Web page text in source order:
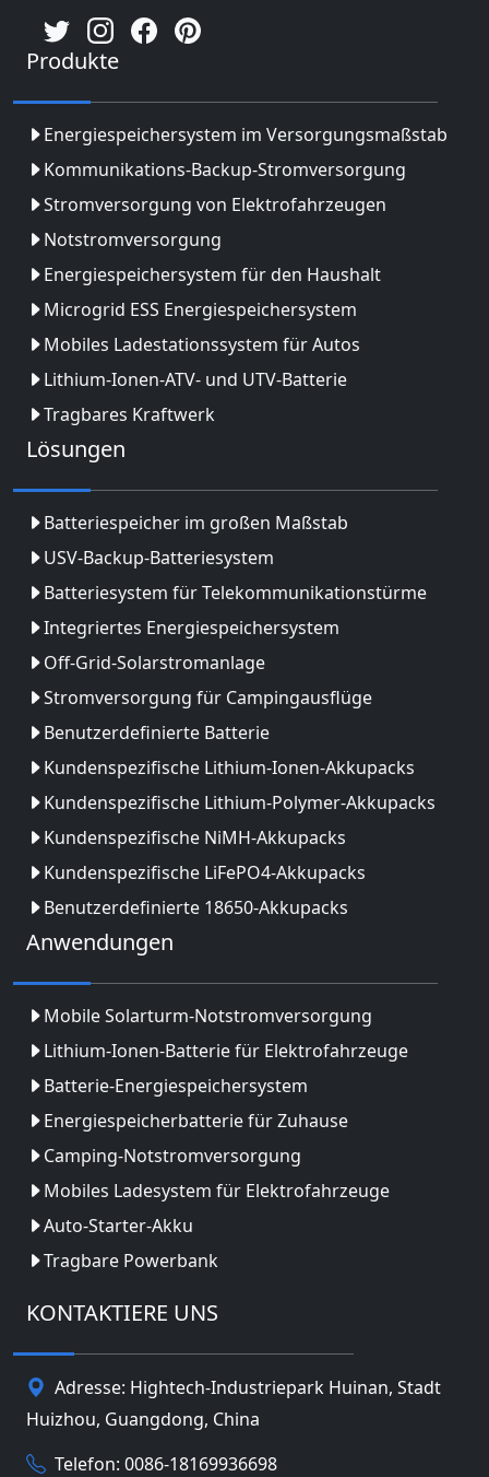
Produkte
Energiespeichersystem im Versorgungsmaßstab
Kommunikations-Backup-Stromversorgung
Stromversorgung von Elektrofahrzeugen
Notstromversorgung
Energiespeichersystem für den Haushalt
Microgrid ESS Energiespeichersystem
Mobiles Ladestationssystem für Autos
Lithium-Ionen-ATV- und UTV-Batterie
Tragbares Kraftwerk
Lösungen
Batteriespeicher im großen Maßstab
USV-Backup-Batteriesystem
Batteriesystem für Telekommunikationstürme
Integriertes Energiespeichersystem
Off-Grid-Solarstromanlage
Stromversorgung für Campingausflüge
Benutzerdefinierte Batterie
Kundenspezifische Lithium-Ionen-Akkupacks
Kundenspezifische Lithium-Polymer-Akkupacks
Kundenspezifische NiMH-Akkupacks
Kundenspezifische LiFePO4-Akkupacks
Benutzerdefinierte 18650-Akkupacks
Anwendungen
Mobile Solarturm-Notstromversorgung
Lithium-Ionen-Batterie für Elektrofahrzeuge
Batterie-Energiespeichersystem
Energiespeicherbatterie für Zuhause
Camping-Notstromversorgung
Mobiles Ladesystem für Elektrofahrzeuge
Auto-Starter-Akku
Tragbare Powerbank
KONTAKTIERE UNS
Adresse: Hightech-Industriepark Huinan, Stadt
Huizhou, Guangdong, China
Telefon: 0086-18169936698